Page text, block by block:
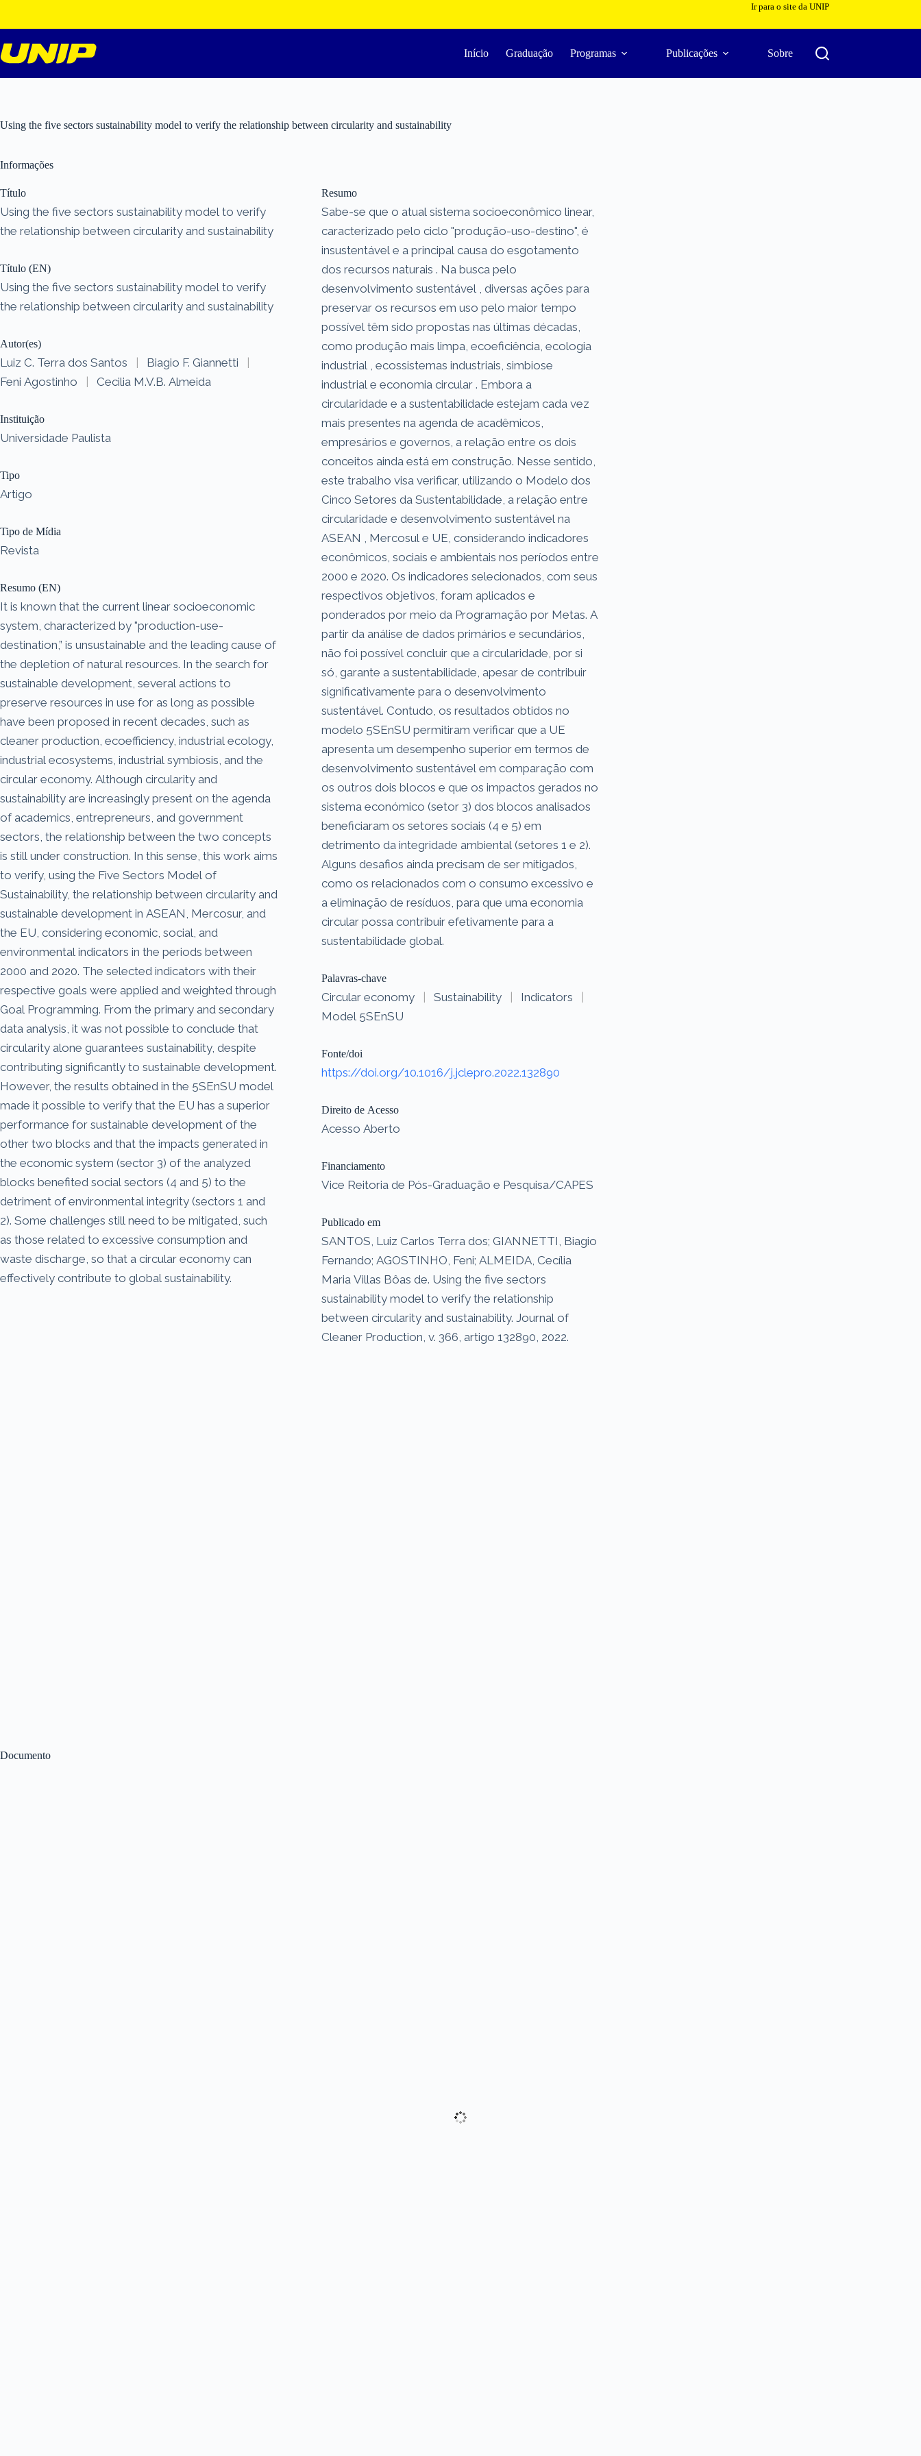
o
conteúdo
Ir para o site da UNIP
Início Graduação Programas Publicações Sobre
Using the five sectors sustainability model to verify the relationship between circularity and sustainability
Documento
Informações
Título
Using the five sectors sustainability model to verify
the relationship between circularity and sustainability
Título (EN)
Using the five sectors sustainability model to verify
the relationship between circularity and sustainability
Autor(es)
Luiz C. Terra dos Santos | Biagio F. Giannetti
|
Feni Agostinho
| Cecilia M.V.B. Almeida
Instituição
Universidade Paulista
Tipo
Artigo
Tipo de Mídia
Revista
Resumo (EN)
It is known that the current linear socioeconomic
system, characterized by "production-use-
destination,” is unsustainable and the leading cause of
the depletion of natural resources. In the search for
sustainable development, several actions to
preserve resources in use for as long as possible
have been proposed in recent decades, such as
cleaner production, ecoefficiency, industrial ecology,
industrial ecosystems, industrial symbiosis, and the
circular economy. Although circularity and
sustainability are increasingly present on the agenda
of academics, entrepreneurs, and government
sectors, the relationship between the two concepts
is still under construction. In this sense, this work aims
to verify, using the Five Sectors Model of
Sustainability, the relationship between circularity and
sustainable development in ASEAN, Mercosur, and
the EU, considering economic, social, and
environmental indicators in the periods between
2000 and 2020. The selected indicators with their
respective goals were applied and weighted through
Goal Programming. From the primary and secondary
data analysis, it was not possible to conclude that
circularity alone guarantees sustainability, despite
contributing significantly to sustainable development.
However, the results obtained in the 5SEnSU model
made it possible to verify that the EU has a superior
performance for sustainable development of the
other two blocks and that the impacts generated in
the economic system (sector 3) of the analyzed
blocks benefited social sectors (4 and 5) to the
detriment of environmental integrity (sectors 1 and
2). Some challenges still need to be mitigated, such
as those related to excessive consumption and
waste discharge, so that a circular economy can
effectively contribute to global sustainability.
Resumo
Sabe-se que o atual sistema socioeconômico linear,
caracterizado pelo ciclo "produção-uso-destino", é
insustentável e a principal causa do esgotamento
dos recursos naturais . Na busca pelo
desenvolvimento sustentável , diversas ações para
preservar os recursos em uso pelo maior tempo
possível têm sido propostas nas últimas décadas,
como produção mais limpa, ecoeficiência, ecologia
industrial , ecossistemas industriais, simbiose
industrial e economia circular . Embora a
circularidade e a sustentabilidade estejam cada vez
mais presentes na agenda de acadêmicos,
empresários e governos, a relação entre os dois
conceitos ainda está em construção. Nesse sentido,
este trabalho visa verificar, utilizando o Modelo dos
Cinco Setores da Sustentabilidade, a relação entre
circularidade e desenvolvimento sustentável na
ASEAN , Mercosul e UE, considerando indicadores
econômicos, sociais e ambientais nos períodos entre
2000 e 2020. Os indicadores selecionados, com seus
respectivos objetivos, foram aplicados e
ponderados por meio da Programação por Metas. A
partir da análise de dados primários e secundários,
não foi possível concluir que a circularidade, por si
só, garante a sustentabilidade, apesar de contribuir
significativamente para o desenvolvimento
sustentável. Contudo, os resultados obtidos no
modelo 5SEnSU permitiram verificar que a UE
apresenta um desempenho superior em termos de
desenvolvimento sustentável em comparação com
os outros dois blocos e que os impactos gerados no
sistema económico (setor 3) dos blocos analisados ​​
beneficiaram os setores sociais (4 e 5) em
detrimento da integridade ambiental (setores 1 e 2).
Alguns desafios ainda precisam de ser mitigados,
como os relacionados com o consumo excessivo e
a eliminação de resíduos, para que uma economia
circular possa contribuir efetivamente para a
sustentabilidade global.
Palavras-chave
Circular economy | Sustainability | Indicators
|
Model 5SEnSU
Fonte/doi
https://doi.org/10.1016/j.jclepro.2022.132890
Direito de Acesso
Acesso Aberto
Financiamento
Vice Reitoria de Pós-Graduação e Pesquisa/CAPES
Publicado em
SANTOS, Luiz Carlos Terra dos; GIANNETTI, Biagio
Fernando; AGOSTINHO, Feni; ALMEIDA, Cecília
Maria Villas Bôas de. Using the five sectors
sustainability model to verify the relationship
between circularity and sustainability. Journal of
Cleaner Production, v. 366, artigo 132890, 2022.